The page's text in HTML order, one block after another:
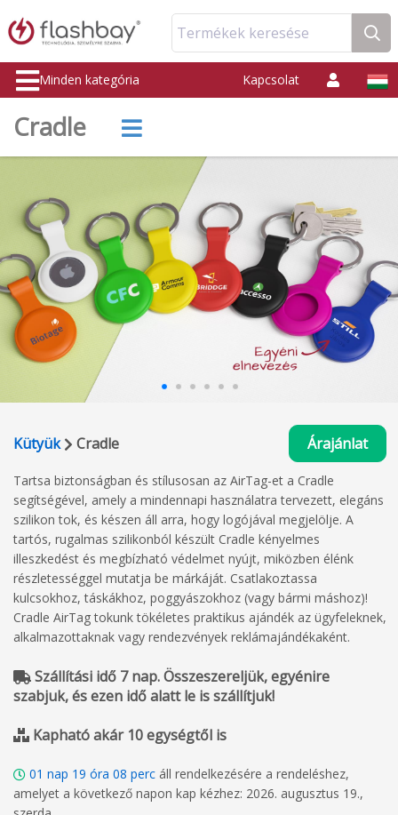
Termékek keresése
Minden kategória Kapcsolat
Cradle
Kütyük Cradle Árajánlat
Tartsa biztonságban és stílusosan az AirTag-et a Cradle
segítségével, amely a mindennapi használatra tervezett, elegáns
szilikon tok, és készen áll arra, hogy logójával megjelölje. A
tartós, rugalmas szilikonból készült Cradle kényelmes
illeszkedést és megbízható védelmet nyújt, miközben élénk
részletességgel mutatja be márkáját. Csatlakoztassa
kulcsokhoz, táskákhoz, poggyászokhoz (vagy bármi máshoz)!
Cradle AirTag tokunk tökéletes praktikus ajándék az ügyfeleknek,
alkalmazottaknak vagy rendezvények reklámajándékaként.
Szállítási idő 7 nap. Összeszereljük, egyénire
szabjuk, és ezen idő alatt le is szállítjuk!
Kapható akár 10 egységtől is
01 nap 19 óra 08 perc áll rendelkezésére a rendeléshez,
amelyet a következő napon kap kézhez: 2026. augusztus 19.,